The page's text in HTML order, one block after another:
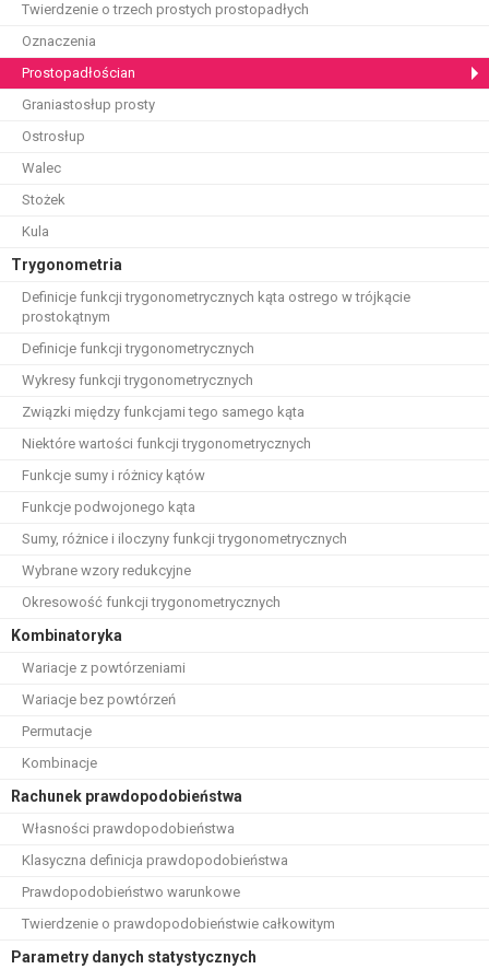
Twierdzenie o trzech prostych prostopadłych
Oznaczenia
Prostopadłościan
Graniastosłup prosty
Ostrosłup
Walec
Stożek
Kula
Trygonometria
Definicje funkcji trygonometrycznych kąta ostrego w trójkącie
prostokątnym
Definicje funkcji trygonometrycznych
Wykresy funkcji trygonometrycznych
Związki między funkcjami tego samego kąta
Niektóre wartości funkcji trygonometrycznych
Funkcje sumy i różnicy kątów
Funkcje podwojonego kąta
Sumy, różnice i iloczyny funkcji trygonometrycznych
Wybrane wzory redukcyjne
Okresowość funkcji trygonometrycznych
Kombinatoryka
Wariacje z powtórzeniami
Wariacje bez powtórzeń
Permutacje
Kombinacje
Rachunek prawdopodobieństwa
Własności prawdopodobieństwa
Klasyczna definicja prawdopodobieństwa
Prawdopodobieństwo warunkowe
Twierdzenie o prawdopodobieństwie całkowitym
Parametry danych statystycznych